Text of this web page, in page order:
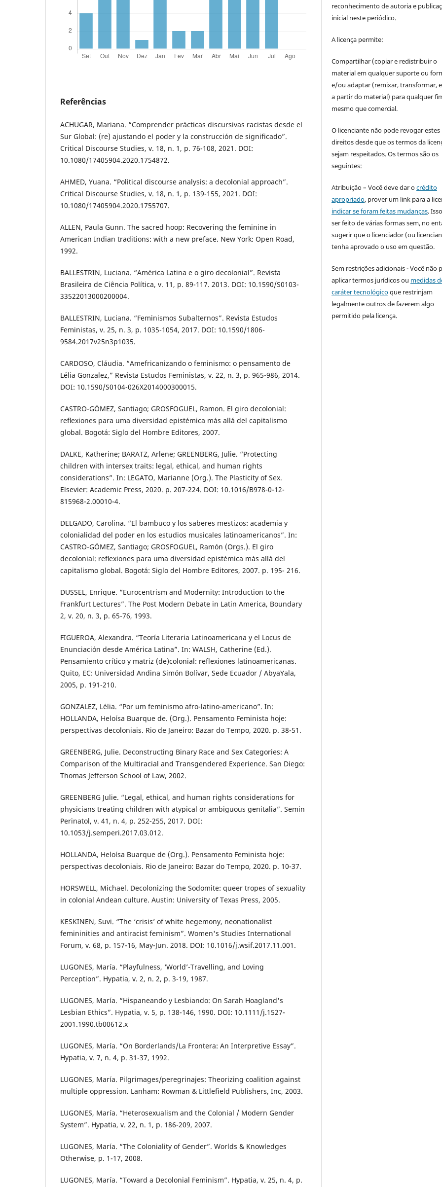
Referências
ACHUGAR, Mariana. “Comprender prácticas discursivas racistas desde el
Sur Global: (re) ajustando el poder y la construcción de significado”.
Critical Discourse Studies, v. 18, n. 1, p. 76-108, 2021. DOI:
10.1080/17405904.2020.1754872.
AHMED, Yuana. “Political discourse analysis: a decolonial approach”.
Critical Discourse Studies, v. 18, n. 1, p. 139-155, 2021. DOI:
10.1080/17405904.2020.1755707.
ALLEN, Paula Gunn. The sacred hoop: Recovering the feminine in
American Indian traditions: with a new preface. New York: Open Road,
1992.
BALLESTRIN, Luciana. “América Latina e o giro decolonial”. Revista
Brasileira de Ciência Política, v. 11, p. 89-117. 2013. DOI: 10.1590/S0103-
33522013000200004.
BALLESTRIN, Luciana. “Feminismos Subalternos”. Revista Estudos
Feministas, v. 25, n. 3, p. 1035-1054, 2017. DOI: 10.1590/1806-
9584.2017v25n3p1035.
CARDOSO, Cláudia. “Amefricanizando o feminismo: o pensamento de
Lélia Gonzalez,” Revista Estudos Feministas, v. 22, n. 3, p. 965-986, 2014.
DOI: 10.1590/S0104-026X2014000300015.
CASTRO-GÓMEZ, Santiago; GROSFOGUEL, Ramon. El giro decolonial:
reﬂexiones para uma diversidad epistémica más allá del capitalismo
global. Bogotá: Siglo del Hombre Editores, 2007.
DALKE, Katherine; BARATZ, Arlene; GREENBERG, Julie. “Protecting
children with intersex traits: legal, ethical, and human rights
considerations”. In: LEGATO, Marianne (Org.). The Plasticity of Sex.
Elsevier: Academic Press, 2020. p. 207-224. DOI: 10.1016/B978-0-12-
815968-2.00010-4.
DELGADO, Carolina. “El bambuco y los saberes mestizos: academia y
colonialidad del poder en los estudios musicales latinoamericanos”. In:
CASTRO-GÓMEZ, Santiago; GROSFOGUEL, Ramón (Orgs.). El giro
decolonial: reﬂexiones para uma diversidad epistémica más allá del
capitalismo global. Bogotá: Siglo del Hombre Editores, 2007. p. 195- 216.
DUSSEL, Enrique. “Eurocentrism and Modernity: Introduction to the
Frankfurt Lectures”. The Post Modern Debate in Latin America, Boundary
2, v. 20, n. 3, p. 65-76, 1993.
FIGUEROA, Alexandra. “Teoría Literaria Latinoamericana y el Locus de
Enunciación desde América Latina”. In: WALSH, Catherine (Ed.).
Pensamiento crítico y matriz (de)colonial: reflexiones latinoamericanas.
Quito, EC: Universidad Andina Simón Bolívar, Sede Ecuador / AbyaYala,
2005, p. 191-210.
GONZALEZ, Lélia. “Por um feminismo afro-latino-americano”. In:
HOLLANDA, Heloísa Buarque de. (Org.). Pensamento Feminista hoje:
perspectivas decoloniais. Rio de Janeiro: Bazar do Tempo, 2020. p. 38-51.
GREENBERG, Julie. Deconstructing Binary Race and Sex Categories: A
Comparison of the Multiracial and Transgendered Experience. San Diego:
Thomas Jefferson School of Law, 2002.
GREENBERG Julie. “Legal, ethical, and human rights considerations for
physicians treating children with atypical or ambiguous genitalia”. Semin
Perinatol, v. 41, n. 4, p. 252-255, 2017. DOI:
10.1053/j.semperi.2017.03.012.
HOLLANDA, Heloísa Buarque de (Org.). Pensamento Feminista hoje:
perspectivas decoloniais. Rio de Janeiro: Bazar do Tempo, 2020. p. 10-37.
HORSWELL, Michael. Decolonizing the Sodomite: queer tropes of sexuality
in colonial Andean culture. Austin: University of Texas Press, 2005.
KESKINEN, Suvi. “The ‘crisis’ of white hegemony, neonationalist
femininities and antiracist feminism”. Women's Studies International
Forum, v. 68, p. 157-16, May-Jun. 2018. DOI: 10.1016/j.wsif.2017.11.001.
LUGONES, María. “Playfulness, ‘World’-Travelling, and Loving
Perception”. Hypatia, v. 2, n. 2, p. 3-19, 1987.
LUGONES, María. “Hispaneando y Lesbiando: On Sarah Hoagland's
Lesbian Ethics”. Hypatia, v. 5, p. 138-146, 1990. DOI: 10.1111/j.1527-
2001.1990.tb00612.x
LUGONES, María. “On Borderlands/La Frontera: An Interpretive Essay”.
Hypatia, v. 7, n. 4, p. 31-37, 1992.
LUGONES, María. Pilgrimages/peregrinajes: Theorizing coalition against
multiple oppression. Lanham: Rowman & Littlefield Publishers, Inc, 2003.
LUGONES, María. “Heterosexualism and the Colonial / Modern Gender
System”. Hypatia, v. 22, n. 1, p. 186-209, 2007.
LUGONES, María. “The Coloniality of Gender”. Worlds & Knowledges
Otherwise, p. 1-17, 2008.
LUGONES, María. “Toward a Decolonial Feminism”. Hypatia, v. 25, n. 4, p.
reconhecimento de autoria e
inicial neste periódico.
A licença permite:
Compartilhar (copiar e redistribuir o
material em qualquer suporte ou
e/ou adaptar (remixar, transformar,
a partir do material) para qualquer
mesmo que comercial.
O licenciante não pode revogar estes
direitos desde que os termos da
sejam respeitados. Os termos são os
seguintes:
Atribuição – Você deve dar ocrédito
apropriado, prover um link para a
indicar se foram feitas mudanças.
ser feito de várias formas sem, no
sugerir que o licenciador (ou
tenha aprovado o uso em questão.
Sem restrições adicionais - Você não
aplicar termos jurídicos ou medidas
caráter tecnológicoque restrinjam
legalmente outros de fazerem algo
permitido pela licença.